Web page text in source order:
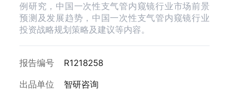
例研究，中国一次性支气管内窥镜行业市场前景
预测及发展趋势，中国一次性支气管内窥镜行业
投资战略规划策略及建议等内容。
报告编号 R1218258
出品单位 智研咨询